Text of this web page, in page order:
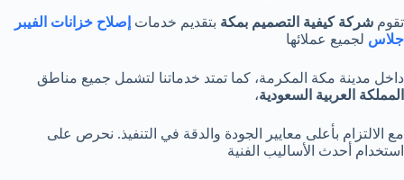
تقوم شركة كيفية التصميم بمكة بتقديم خدمات إصلاح خزانات الفيبر
جلاس لجميع عملائها
داخل مدينة مكة المكرمة، كما تمتد خدماتنا لتشمل جميع مناطق
المملكة العربية السعودية،
مع الالتزام بأعلى معايير الجودة والدقة في التنفيذ. نحرص على
استخدام أحدث الأساليب الفنية